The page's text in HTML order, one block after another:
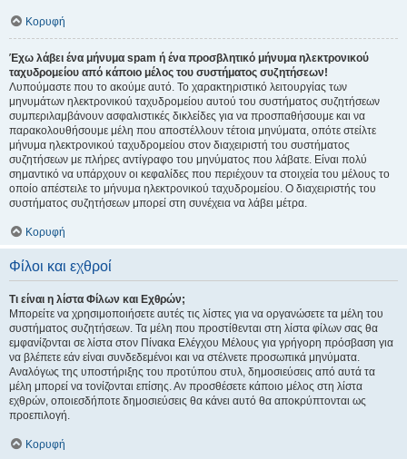
Κορυφή
Έχω λάβει ένα μήνυμα spam ή ένα προσβλητικό μήνυμα ηλεκτρονικού
ταχυδρομείου από κάποιο μέλος του συστήματος συζητήσεων!
Λυπούμαστε που το ακούμε αυτό. Το χαρακτηριστικό λειτουργίας των
μηνυμάτων ηλεκτρονικού ταχυδρομείου αυτού του συστήματος συζητήσεων
συμπεριλαμβάνουν ασφαλιστικές δικλείδες για να προσπαθήσουμε και να
παρακολουθήσουμε μέλη που αποστέλλουν τέτοια μηνύματα, οπότε στείλτε
μήνυμα ηλεκτρονικού ταχυδρομείου στον διαχειριστή του συστήματος
συζητήσεων με πλήρες αντίγραφο του μηνύματος που λάβατε. Είναι πολύ
σημαντικό να υπάρχουν οι κεφαλίδες που περιέχουν τα στοιχεία του μέλους το
οποίο απέστειλε το μήνυμα ηλεκτρονικού ταχυδρομείου. Ο διαχειριστής του
συστήματος συζητήσεων μπορεί στη συνέχεια να λάβει μέτρα.
Κορυφή
Φίλοι και εχθροί
Τι είναι η λίστα Φίλων και Εχθρών;
Μπορείτε να χρησιμοποιήσετε αυτές τις λίστες για να οργανώσετε τα μέλη του
συστήματος συζητήσεων. Τα μέλη που προστίθενται στη λίστα φίλων σας θα
εμφανίζονται σε λίστα στον Πίνακα Ελέγχου Μέλους για γρήγορη πρόσβαση για
να βλέπετε εάν είναι συνδεδεμένοι και να στέλνετε προσωπικά μηνύματα.
Αναλόγως της υποστήριξης του προτύπου στυλ, δημοσιεύσεις από αυτά τα
μέλη μπορεί να τονίζονται επίσης. Αν προσθέσετε κάποιο μέλος στη λίστα
εχθρών, οποιεσδήποτε δημοσιεύσεις θα κάνει αυτό θα αποκρύπτονται ως
προεπιλογή.
Κορυφή